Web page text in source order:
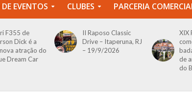
EVENTOS CLUBES PARCERIA
F355 de
Dick é a
atração do
Dream Car
II Raposo Classic
Drive – Itaperuna, RJ
– 19/9/2026
XIX
de
do